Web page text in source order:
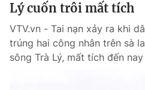
Lý cuốn trôi mất tích
VTV.vn - Tai nạn xảy ra khi
trúng hai công nhân trên sà
sông Trà Lý, mất tích đến